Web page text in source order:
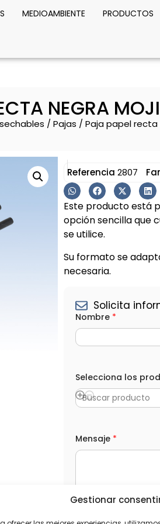
Gestionar
MEDIOAMBIENTE PRODUCTOS
NEGRA
/ Pajas / Paja papel
Referencia 2807
Este producto está
opción sencilla que
se utilice.
Su formato se
necesaria.
Solicita
Nombre *
e
c
t
r
i
c
b
e
Selecciona los
Buscar producto
Mensaje *